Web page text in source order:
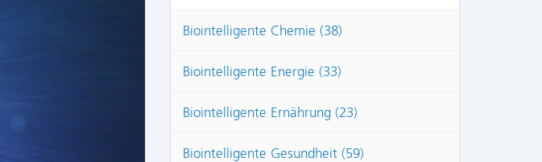
Biointelligente Chemie (38)
Biointelligente Energie (33)
Biointelligente Ernährung (23)
Biointelligente Gesundheit (59)